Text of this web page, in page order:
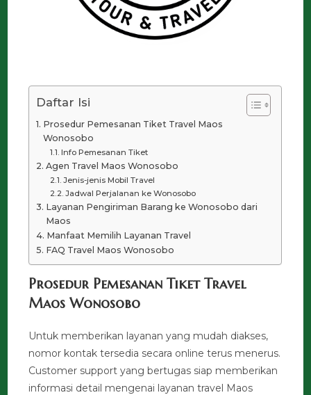
Daftar Isi
Prosedur Pemesanan Tiket Travel Maos
Wonosobo
Info Pemesanan Tiket
Agen Travel Maos Wonosobo
Jenis-jenis Mobil Travel
Jadwal Perjalanan ke Wonosobo
Layanan Pengiriman Barang ke Wonosobo dari
Maos
Manfaat Memilih Layanan Travel
FAQ Travel Maos Wonosobo
Prosedur Pemesanan Tiket Travel
Maos Wonosobo
Untuk memberikan layanan yang mudah diakses,
nomor kontak tersedia secara online terus menerus.
Customer support yang bertugas siap memberikan
informasi detail mengenai layanan travel Maos